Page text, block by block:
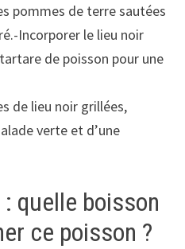
pommes de terre sautées
Incorporer le lieu noir
de poisson pour une
de lieu noir grillées,
verte et d’une
quelle boisson
ce poisson ?